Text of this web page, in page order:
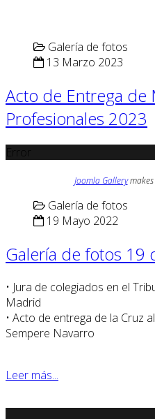
Galería de fotos
13 Marzo 2023
Acto de Entrega de
Profesionales 2023
Joomla Gallerymakes
Galería de fotos
19 Mayo 2022
Galería de fotos 19
• Jura de colegiados en el
Madrid
• Acto de entrega de la Cruz
Sempere Navarro
Leer más...